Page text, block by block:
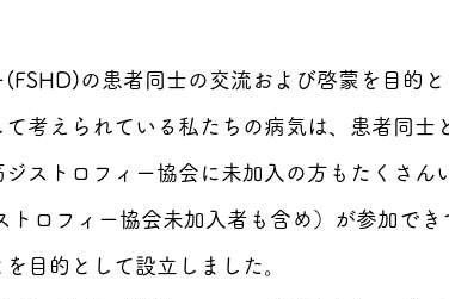
の患者同士の交流および啓蒙を目的と
考えられている私たちの病気は、患者同士
ストロフィー協会に未加入の方もたくさん
トロフィー協会未加入者も含め）が参加で
目的として設立しました。